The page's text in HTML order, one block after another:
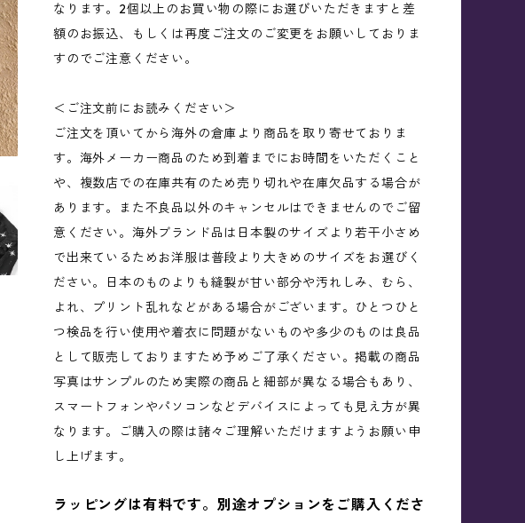
なります。2個以上のお買い物の際にお選びいただきますと差
額のお振込、もしくは再度ご注文のご変更をお願いしておりま
すのでご注意ください。
＜ご注文前にお読みください＞
ご注文を頂いてから海外の倉庫より商品を取り寄せておりま
す。海外メーカー商品のため到着までにお時間をいただくこと
や、複数店での在庫共有のため売り切れや在庫欠品する場合が
あります。また不良品以外のキャンセルはできませんのでご留
意ください。海外ブランド品は日本製のサイズより若干小さめ
で出来ているためお洋服は普段より大きめのサイズをお選びく
ださい。日本のものよりも縫製が甘い部分や汚れしみ、むら、
よれ、プリント乱れなどがある場合がございます。ひとつひと
つ検品を行い使用や着衣に問題がないものや多少のものは良品
として販売しておりますため予めご了承ください。掲載の商品
写真はサンプルのため実際の商品と細部が異なる場合もあり、
スマートフォンやパソコンなどデバイスによっても見え方が異
なります。ご購入の際は諸々ご理解いただけますようお願い申
し上げます。
ラッピングは有料です。別途オプションをご購入くださ